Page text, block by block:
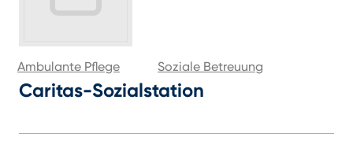
Ambulante Pflege Soziale Betreuung
Caritas-Sozialstation